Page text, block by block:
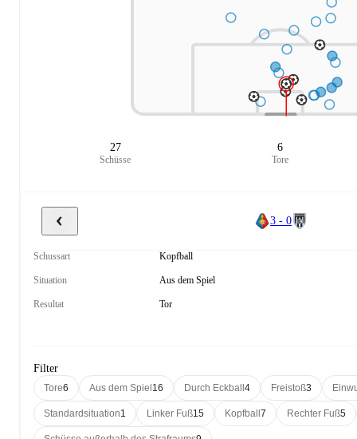
27
Schüsse
6
Tore
3 - 0
Schussart Kopfball
Situation Aus dem Spiel
Resultat Tor
Filter
Tore6 Aus dem Spiel 16 Durch Eckball 4 Freistoß3
Standardsituation1 Linker Fuß15 Kopfball 7 Rechter Fuß5